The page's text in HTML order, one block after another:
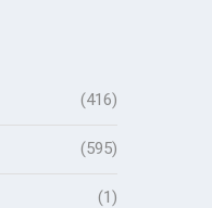
(416)
(595)
(1)